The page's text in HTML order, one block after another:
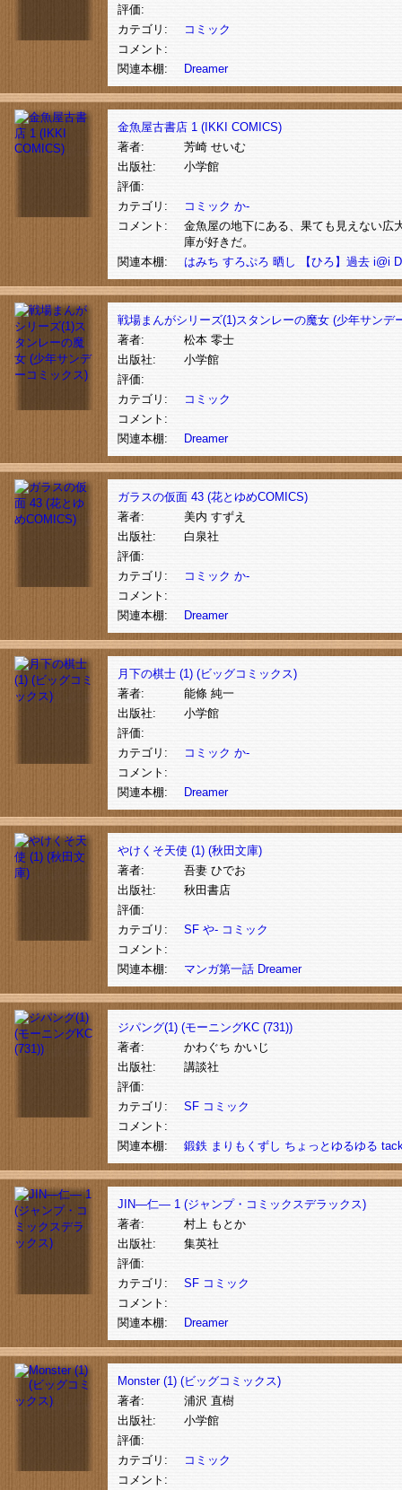
評価:
カテゴリ:
コミック
コメント:
関連本棚:
Dreamer
金魚屋古書店 1 (IKKI COMICS)
著者:
芳崎 せいむ
出版社:
小学館
評価:
カテゴリ:
コミック か-
コメント:
金魚屋の地下にある、果ても見えない広
庫が好きだ。
関連本棚:
はみち すろぷろ 晒し 【ひろ】過去 i@i
戦場まんがシリーズ(1)スタンレーの魔女 (少年サンデ
著者:
松本 零士
出版社:
小学館
評価:
カテゴリ:
コミック
コメント:
関連本棚:
Dreamer
ガラスの仮面 43 (花とゆめCOMICS)
著者:
美内 すずえ
出版社:
白泉社
評価:
カテゴリ:
コミック か-
コメント:
関連本棚:
Dreamer
月下の棋士 (1) (ビッグコミックス)
著者:
能條 純一
出版社:
小学館
評価:
カテゴリ:
コミック か-
コメント:
関連本棚:
Dreamer
やけくそ天使 (1) (秋田文庫)
著者:
吾妻 ひでお
出版社:
秋田書店
評価:
カテゴリ:
SF や- コミック
コメント:
関連本棚:
マンガ第一話 Dreamer
ジパング(1) (モーニングKC (731))
著者:
かわぐち かいじ
出版社:
講談社
評価:
カテゴリ:
SF コミック
コメント:
関連本棚:
鍛鉄 まりもくずし ちょっとゆるゆる
JIN―仁― 1 (ジャンプ・コミックスデラックス)
著者:
村上 もとか
出版社:
集英社
評価:
カテゴリ:
SF コミック
コメント:
関連本棚:
Dreamer
Monster (1) (ビッグコミックス)
著者:
浦沢 直樹
出版社:
小学館
評価:
カテゴリ:
コミック
コメント: